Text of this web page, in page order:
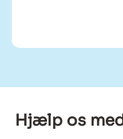
Hjælp os